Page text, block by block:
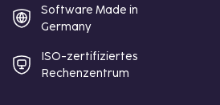
Software Made in
Germany
ISO-zertifiziertes
Rechenzentrum